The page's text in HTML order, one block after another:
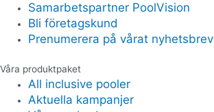
Samarbetspartner PoolVision
Bli företagskund
Prenumerera på vårat nyhetsbrev
Våra produktpaket
All inclusive pooler
Aktuella kampanjer